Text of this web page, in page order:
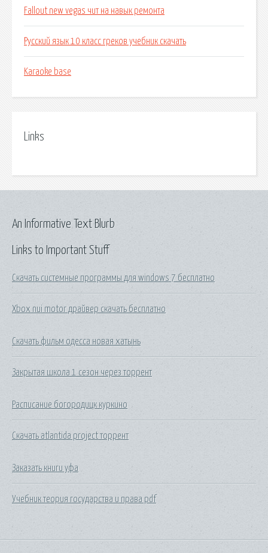
Fallout new vegas чит на навык ремонта
Русский язык 10 класс греков учебник скачать
Karaoke base
Links
Links to Important Stuff
Скачать системные программы для windows 7 бесплатно
Xbox nui motor драйвер скачать бесплатно
Скачать фильм одесса новая хатынь
Закрытая школа 1 сезон через торрент
Расписание богородицк куркино
Скачать atlantida project торрент
Заказать книги уфа
Учебник теория государства и права pdf
An Informative Text Blurb